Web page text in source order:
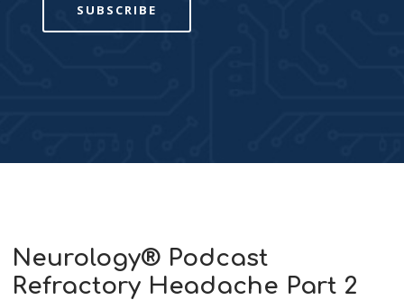
SUBSCRIBE
Neurology® Podcast
Refractory Headache Part 2